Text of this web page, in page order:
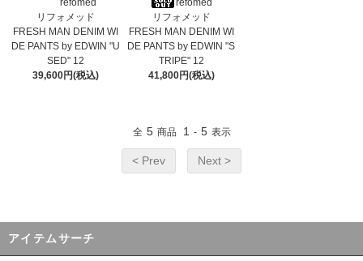
refomed
リフォメッド
FRESH MAN DENIM WI
DE PANTS by EDWIN "U
SED" 12
39,600円(税込)
refomed
リフォメッド
FRESH MAN DENIM WI
DE PANTS by EDWIN "S
TRIPE" 12
41,800円(税込)
全 5 商品 1 - 5 表示
< Prev Next >
アイテムサーチ